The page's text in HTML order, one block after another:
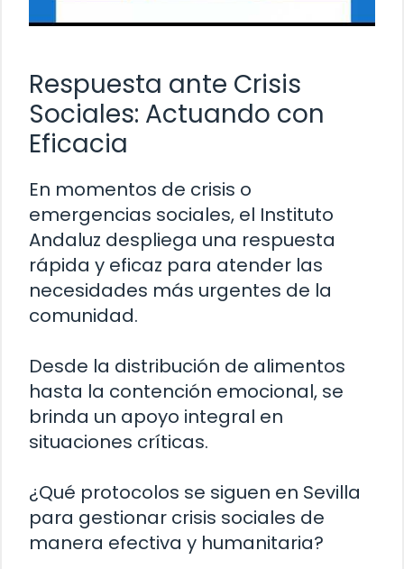
Respuesta ante Crisis
Sociales: Actuando con
Eficacia
En momentos de crisis o
emergencias sociales, el Instituto
Andaluz despliega una respuesta
rápida y eficaz para atender las
necesidades más urgentes de la
comunidad.
Desde la distribución de alimentos
hasta la contención emocional, se
brinda un apoyo integral en
situaciones críticas.
¿Qué protocolos se siguen en Sevilla
para gestionar crisis sociales de
manera efectiva y humanitaria?